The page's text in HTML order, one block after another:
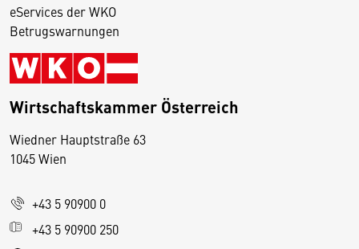
eServices der WKO
Betrugswarnungen
Wirtschaftskammer Österreich
Wiedner Hauptstraße 63
1045 Wien
+43 5 90900 0
+43 5 90900 250
D
s
e